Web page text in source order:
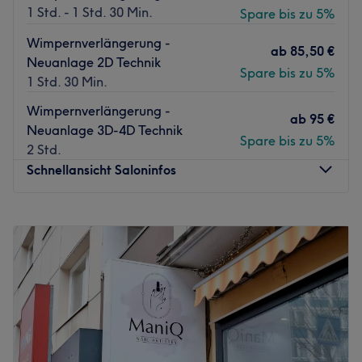
Inhaberin Thu Huong ist hoch qualifiziert und bemüht
Erfahrung zu bieten.
Was uns an dem Salon gefällt:
Expertise: Nageldesign.
Zurück zur Salonansicht
1 Std. - 1 Std. 30 Min.
Spare bis zu 5%
Wimpernverlängerung -
Neuanlage 2D Technik
1 Std. 30 Min.
ab 85,50 €
Spare bis zu 5%
Wimpernverlängerung -
Neuanlage 3D-4D Technik
2 Std.
ab 95 €
Spare bis zu 5%
Schnellansicht Saloninfos
Dienstag
10:00–19:00
Mittwoch
10:00 –19:00
Donnerstag
10:00– 19:00
Freitag
10:00–19:00
Samstag
10:00– 18:00
Sonntag
Geschlossen